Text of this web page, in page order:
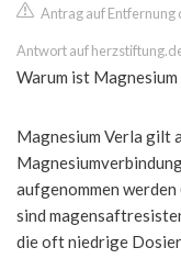
Antrag auf Entfernung
Antwort auf
Warum ist
Magnesium Verla gilt
aufgenommen
sind
die oft niedrige